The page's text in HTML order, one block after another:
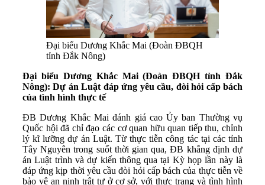
Đại biểu Dương Khắc Mai (Đoàn ĐBQH
tỉnh Đắk Nông)
Đại biểu Dương Khắc Mai (Đoàn ĐBQH tỉnh Đắk
Nông): Dự án Luật đáp ứng yêu cầu, đòi hỏi cấp bách
của tình hình thực tế
ĐB Dương Khắc Mai đánh giá cao Ủy ban Thường vụ
Quốc hội đã chỉ đạo các cơ quan hữu quan tiếp thu, chỉnh
lý kĩ lưỡng dự án Luật. Từ thực tiễn công tác tại các tỉnh
Tây Nguyên trong suốt thời gian qua, ĐB khẳng định dự
án Luật trình và dự kiến thông qua tại Kỳ họp lần này là
đáp ứng kịp thời yêu cầu đòi hỏi cấp bách của thực tiễn về
bảo vệ an ninh trật tự ở cơ sở, với thực trạng và tình hình